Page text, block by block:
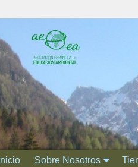
Inicio Sobre Nosotros